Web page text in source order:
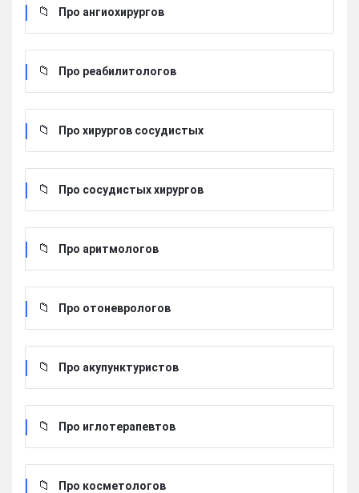
Про ангиохирургов
Про реабилитологов
Про хирургов сосудистых
Про сосудистых хирургов
Про аритмологов
Про отоневрологов
Про акупунктуристов
Про иглотерапевтов
Про косметологов